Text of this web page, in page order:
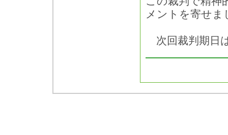
メントを寄せま
次回裁判期日